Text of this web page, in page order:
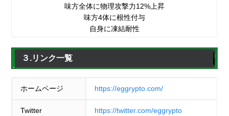
味方全体に物理攻撃力12%上昇
味方4体に根性付与
自身に凍結耐性
３.リンク一覧
ホームページ https://eggrypto.com/
Twitter https://twitter.com/eggrypto